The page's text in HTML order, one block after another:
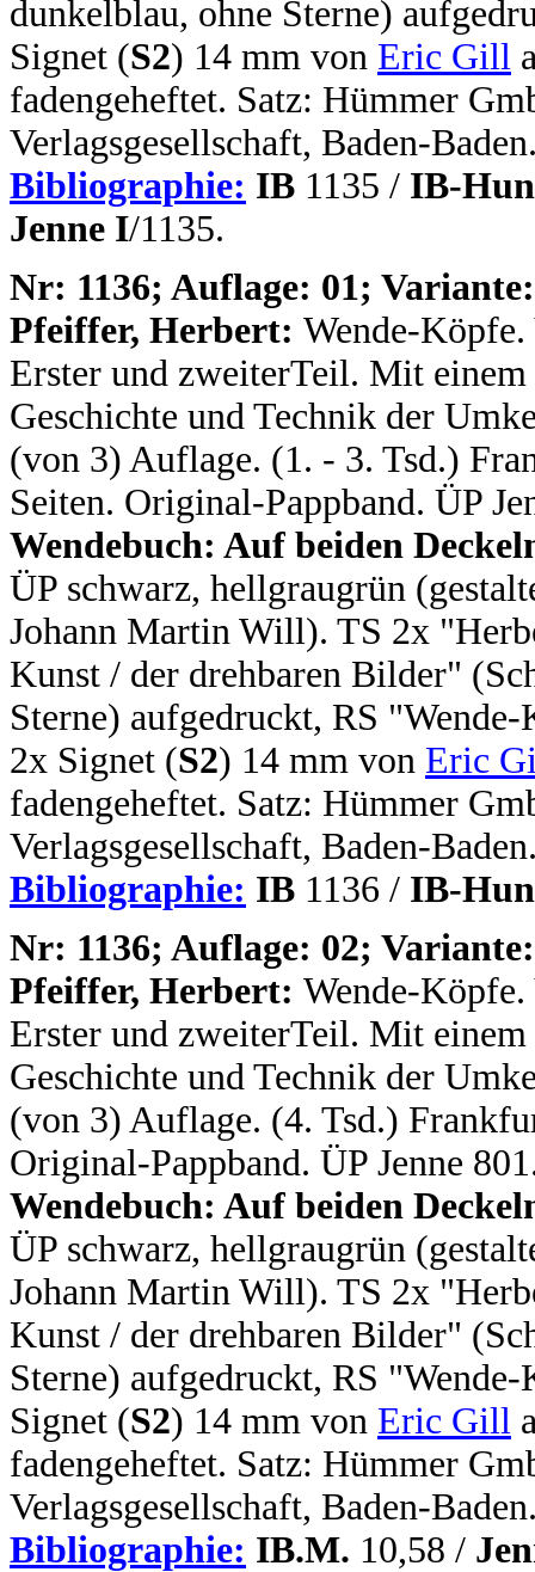
dunkelblau, ohne Sterne)
Signet (S2) 14 mm von Eric Gill
fadengeheftet. Satz: Hümmer
Verlagsgesellschaft, Baden-
Bibliographie: IB 1135 / IB-
Jenne I/1135.
Nr: 1136; Auflage: 01;
Pfeiffer, Herbert: Wende-
Erster und zweiterTeil. Mit
Geschichte und Technik der
(von 3) Auflage. (1. - 3. Tsd.)
Seiten. Original-Pappband. ÜP
Wendebuch: Auf beiden
ÜP schwarz, hellgraugrün
Johann Martin Will). TS 2x
Kunst / der drehbaren Bilder"
Sterne) aufgedruckt, RS
2x Signet (S2) 14 mm von Eric
fadengeheftet. Satz: Hümmer
Verlagsgesellschaft, Baden-
Bibliographie: IB 1136 / IB-
Nr: 1136; Auflage: 02;
Pfeiffer, Herbert: Wende-
Erster und zweiterTeil. Mit
Geschichte und Technik der
(von 3) Auflage. (4. Tsd.)
Original-Pappband. ÜP Jenne
Wendebuch: Auf beiden
ÜP schwarz, hellgraugrün
Johann Martin Will). TS 2x
Kunst / der drehbaren Bilder"
Sterne) aufgedruckt, RS
Signet (S2) 14 mm von Eric Gill
fadengeheftet. Satz: Hümmer
Verlagsgesellschaft, Baden-
Bibliographie: IB.M. 10,58 /